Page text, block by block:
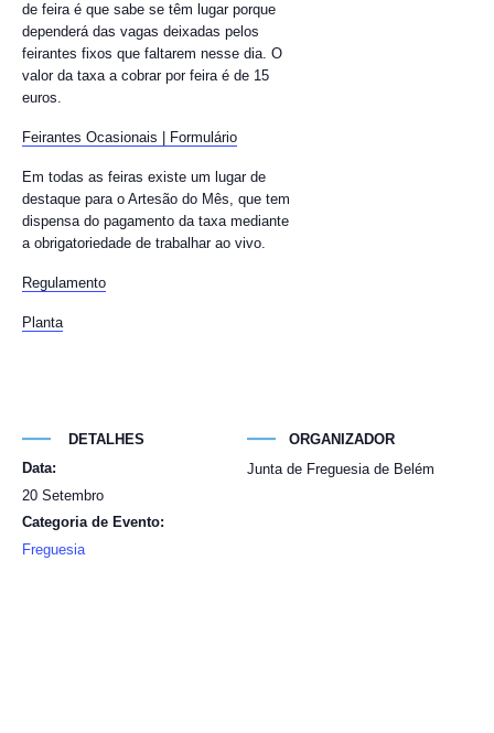
de feira é que sabe se têm lugar porque
dependerá das vagas deixadas pelos
feirantes fixos que faltarem nesse dia. O
valor da taxa a cobrar por feira é de 15
euros.
Feirantes Ocasionais | Formulário
Em todas as feiras existe um lugar de
destaque para o Artesão do Mês, que tem
dispensa do pagamento da taxa mediante
a obrigatoriedade de trabalhar ao vivo.
Regulamento
Planta
DETALHES
Data:
20 Setembro
Categoria de Evento:
Freguesia
ORGANIZADOR
Junta de Freguesia de Belém